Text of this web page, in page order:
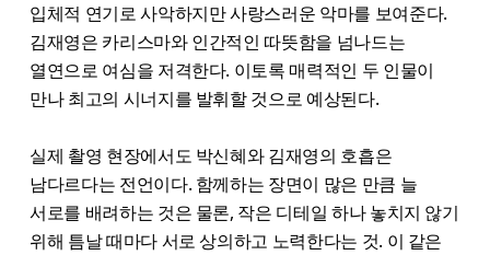
입체적 연기로 사악하지만 사랑스러운 악마를 보여준다.
김재영은 카리스마와 인간적인 따뜻함을 넘나드는
열연으로 여심을 저격한다. 이토록 매력적인 두 인물이
만나 최고의 시너지를 발휘할 것으로 예상된다.
실제 촬영 현장에서도 박신혜와 김재영의 호흡은
남다르다는 전언이다. 함께하는 장면이 많은 만큼 늘
서로를 배려하는 것은 물론, 작은 디테일 하나 놓치지 않기
위해 틈날 때마다 서로 상의하고 노력한다는 것. 이 같은